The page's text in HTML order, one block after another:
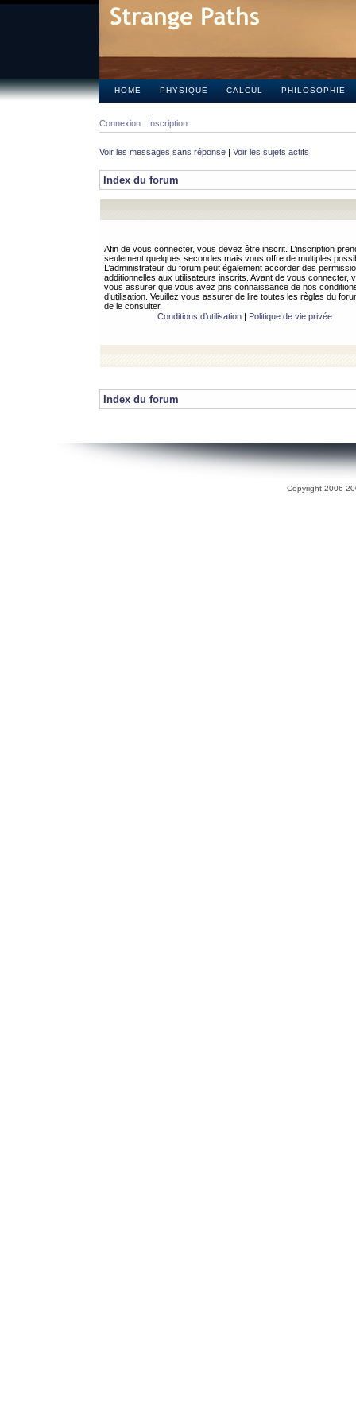
HOME PHYSIQUE CALCUL PHILOSOPHIE
Connexion Inscription
Voir les messages sans réponse | Voir les sujets actifs
Index du forum
Afin de vous connecter, vous devez être inscrit. L’inscription
seulement quelques secondes mais vous offre de multiples
L’administrateur du forum peut également accorder des
additionnelles aux utilisateurs inscrits. Avant de vous connecter,
vous assurer que vous avez pris connaissance de nos
d’utilisation. Veuillez vous assurer de lire toutes les règles du
de le consulter.
Conditions d’utilisation| Politique de vie privée
Index du forum
Copyright 2006-